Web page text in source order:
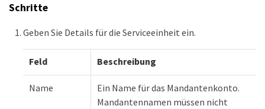
Schritte
Geben Sie Details für die Serviceeinheit ein.
Feld Beschreibung
Name
Ein Name für das Mandantenkonto.
Mandantennamen müssen nicht